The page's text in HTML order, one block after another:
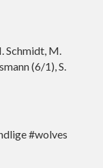
Schmidt, M.
(6/1), S.
#wolves